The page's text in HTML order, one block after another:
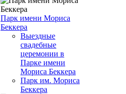
Парк имени Мориса
Беккера
Выездные
свадебные
церемонии в
Парке имени
Мориса Беккера
Парк им. Мориса
Беккера